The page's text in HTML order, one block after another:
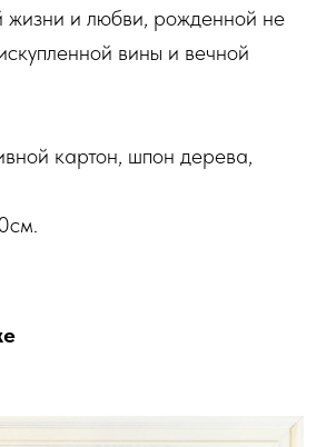
и любви, рожденной не
вины и вечной
картон, шпон дерева,